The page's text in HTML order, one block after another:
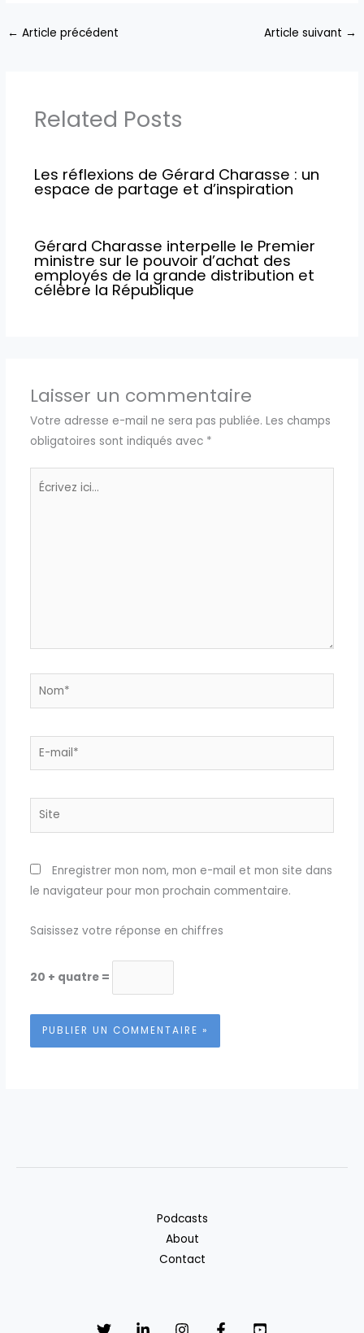
← Article précédent Article suivant →
Related Posts
Les réflexions de Gérard Charasse : un
espace de partage et d’inspiration
Gérard Charasse interpelle le Premier
ministre sur le pouvoir d’achat des
employés de la grande distribution et
célèbre la République
Laisser un commentaire
Votre adresse e-mail ne sera pas publiée. Les champs
obligatoires sont indiqués avec *
Écrivez
Nom*
E-
Site
Enregistrer mon nom, mon e-mail et mon site dans
le navigateur pour mon prochain commentaire.
Saisissez votre réponse en chiffres
20 + quatre =
Podcasts
About
Contact